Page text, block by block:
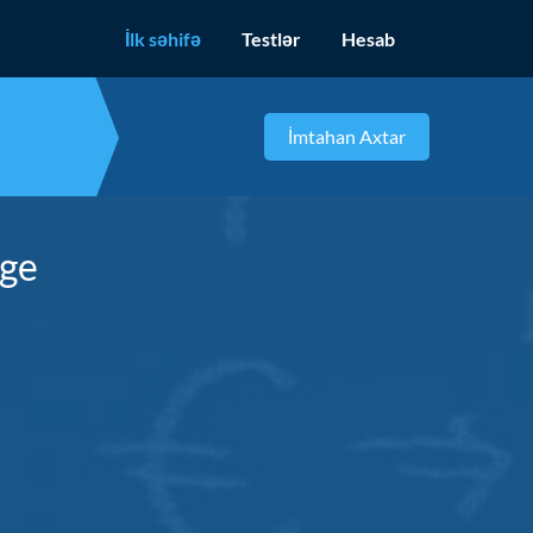
İlk səhifə Testlər Hesab